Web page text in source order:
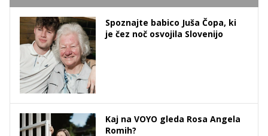
Spoznajte babico Juša Čopa, ki
je čez noč osvojila Slovenijo
Kaj na VOYO gleda Rosa Angela
Romih?